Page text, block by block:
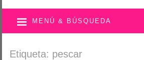
MENÚ & BÚSQUEDA
Etiqueta: pescar